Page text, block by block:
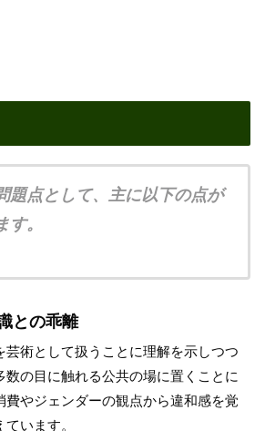
題点として、主に以下の点が
。
との乖離
芸術として扱うことに理解を示しつつ
数の目に触れる公共の場に置くことに
費やジェンダーの観点から違和感を覚
います。